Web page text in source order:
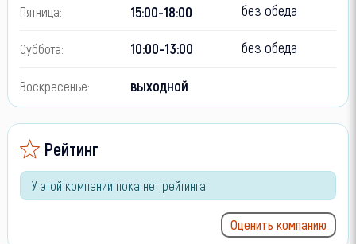
Пятница: 15:00-18:00 без обеда
Суббота: 10:00-13:00 без обеда
Воскресенье: выходной
Рейтинг
У этой компании пока нет рейтинга
Оценить компанию